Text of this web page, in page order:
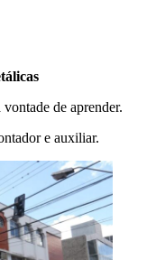
de aprender.
e auxiliar.